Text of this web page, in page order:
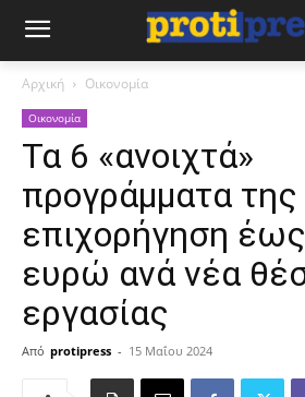
Αρχική Οικονομία
Οικονομία
Τα 6 «ανοιχτά»
προγράμματα
επιχορήγηση
ευρώ ανά νέα
εργασίας
Από protipress - 15 Μαΐου 2024